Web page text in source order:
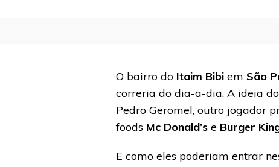
O bairro do Itaim Bibi em São
correria do dia-a-dia. A ideia
Pedro Geromel, outro jogador
foods Mc Donald’s e Burger
E como eles poderiam entrar